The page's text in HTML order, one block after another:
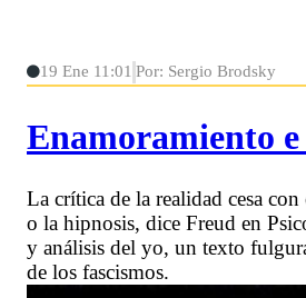
19 Ene 11:01 Por: Sergio Brodsky
Enamoramiento
La crítica de la realidad cesa
o la hipnosis, dice Freud en
y análisis del yo, un texto
de los fascismos.